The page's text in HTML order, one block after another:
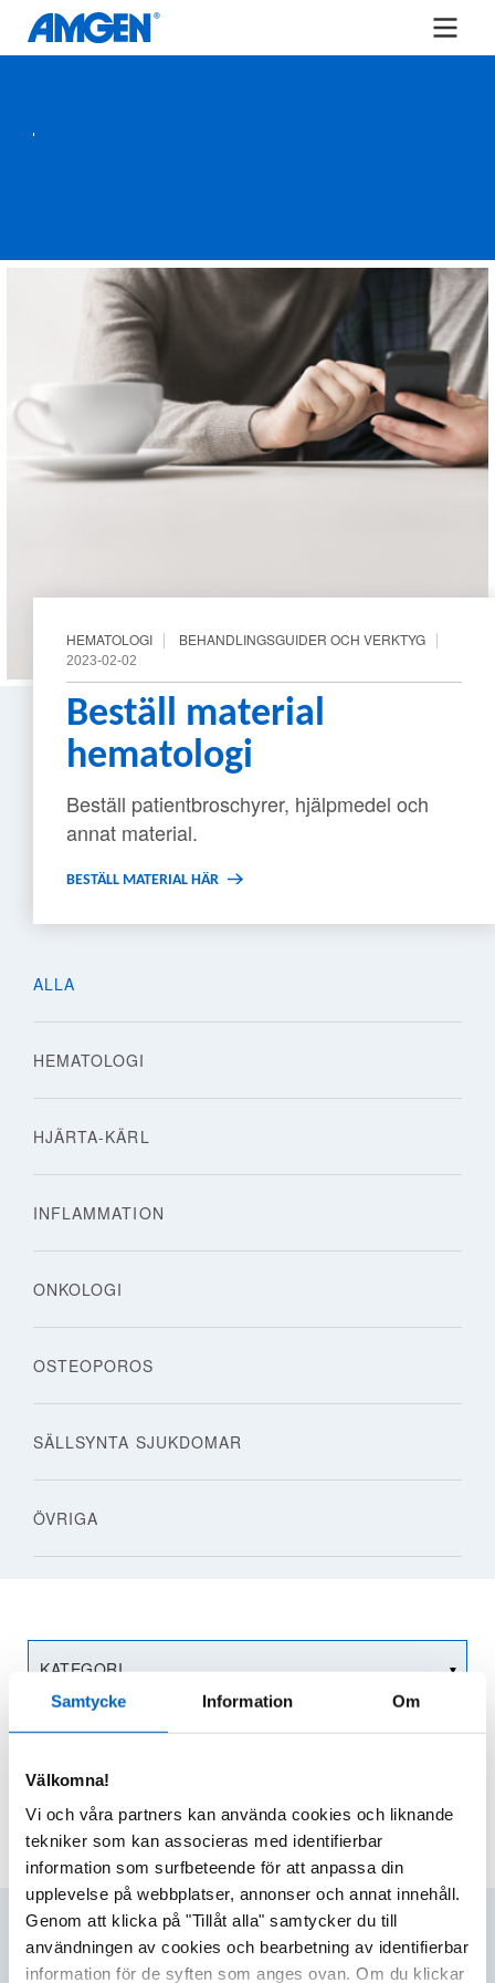
Samtycke Information Om
Välkomna!
Vi och våra partners kan använda cookies och liknande
tekniker som kan associeras med identifierbar
information som surfbeteende för att anpassa din
upplevelse på webbplatser, annonser och annat innehåll.
Genom att klicka på "Tillåt alla" samtycker du till
användningen av cookies och bearbetning av identifierbar
information för de syften som anges ovan. Om du klickar
HEMATOLOGI BEHANDLINGSGUIDER OCH VERKTYG
2023-02-02
Beställ material
hematologi
Beställ patientbroschyrer, hjälpmedel och
annat material.
BESTÄLL MATERIAL HÄR
ALLA
HEMATOLOGI
HJÄRTA-KÄRL
INFLAMMATION
ONKOLOGI
OSTEOPOROS
SÄLLSYNTA SJUKDOMAR
ÖVRIGA
▼
VISA RESULTAT RENSA